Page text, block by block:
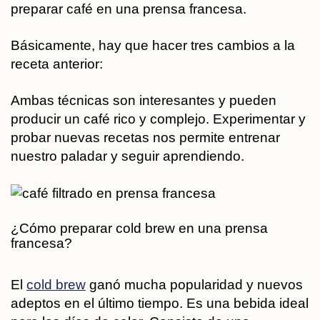
preparar café en una prensa francesa.
Básicamente, hay que hacer tres cambios a la
receta anterior:
Ambas técnicas son interesantes y pueden
producir un café rico y complejo. Experimentar y
probar nuevas recetas nos permite entrenar
nuestro paladar y seguir aprendiendo.
¿Cómo preparar cold brew en una prensa
francesa?
El cold brew ganó mucha popularidad y nuevos
adeptos en el último tiempo. Es una bebida ideal